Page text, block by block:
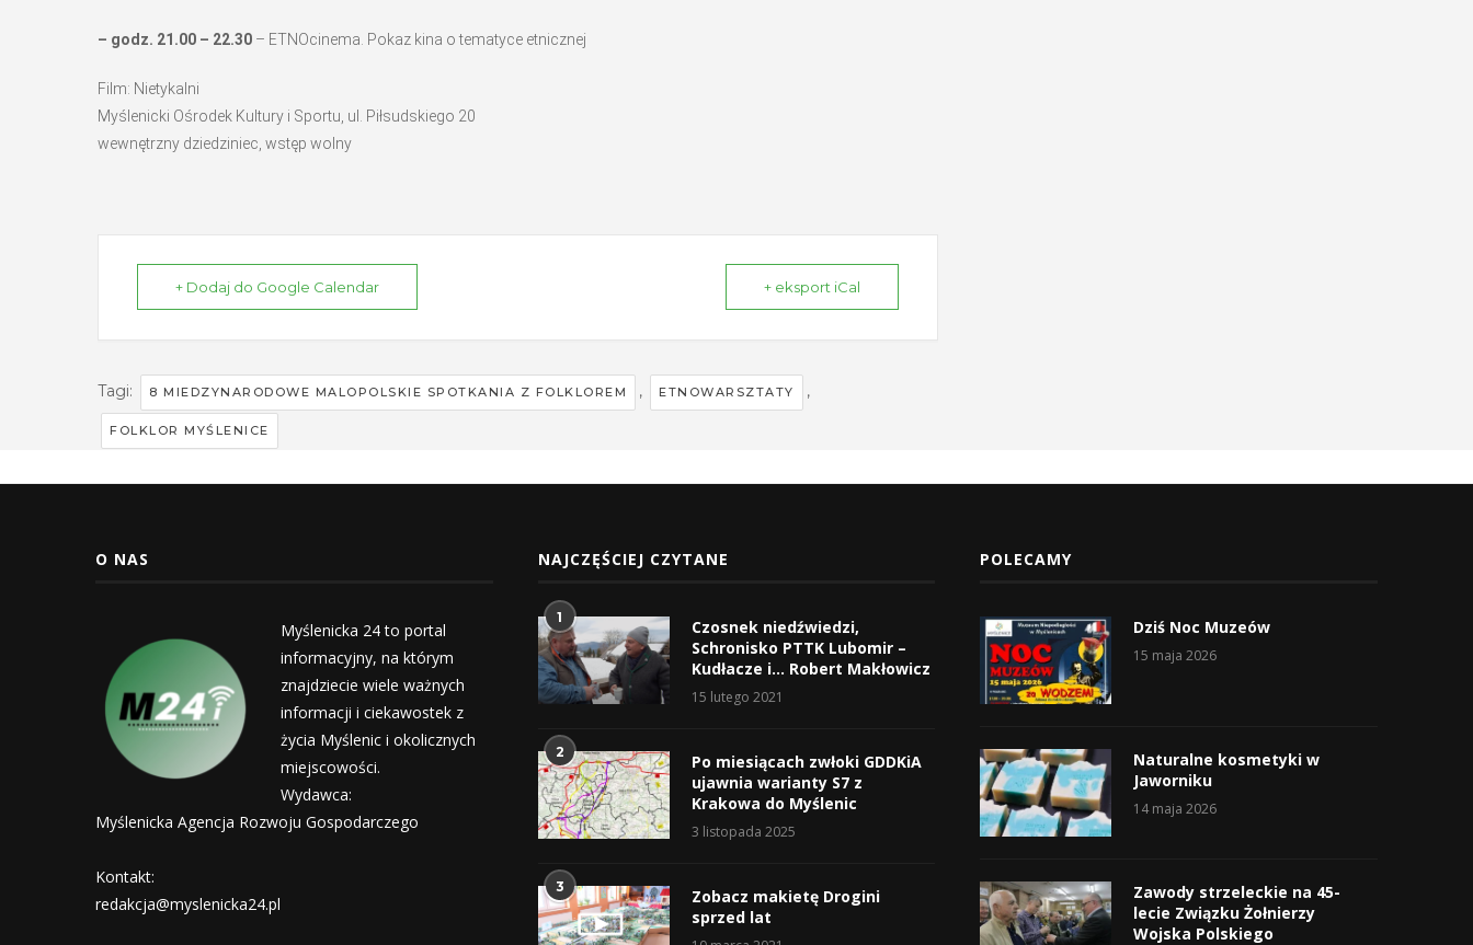
– godz. 21.00 – 22.30 – ETNOcinema. Pokaz kina o tematyce etnicznej
Film: Nietykalni
Myślenicki Ośrodek Kultury i Sportu, ul. Piłsudskiego 20
wewnętrzny dziedziniec, wstęp wolny
+ Dodaj do Google Calendar + eksport iCal
Tagi: 8 MIEDZYNARODOWE MALOPOLSKIE SPOTKANIA Z FOLKLOREM , ETNOWARSZTATY ,
FOLKLOR MYŚLENICE
O NAS
Myślenicka 24 to portal
informacyjny, na którym
znajdziecie wiele ważnych
informacji i ciekawostek z
życia Myślenic i okolicznych
miejscowości.
Wydawca:
Myślenicka Agencja Rozwoju Gospodarczego
Kontakt:
redakcja@myslenicka24.pl
NAJCZĘŚCIEJ CZYTANE
1
Czosnek niedźwiedzi,
Schronisko PTTK Lubomir –
Kudłacze i… Robert Makłowicz
15 lutego 2021
2
Po miesiącach zwłoki GDDKiA
ujawnia warianty S7 z
Krakowa do Myślenic
3 listopada 2025
3
Zobacz makietę Drogini
sprzed lat
POLECAMY
Dziś Noc Muzeów
15 maja 2026
Naturalne kosmetyki w
Jaworniku
14 maja 2026
Zawody strzeleckie na 45-
lecie Związku Żołnierzy
Wojska Polskiego